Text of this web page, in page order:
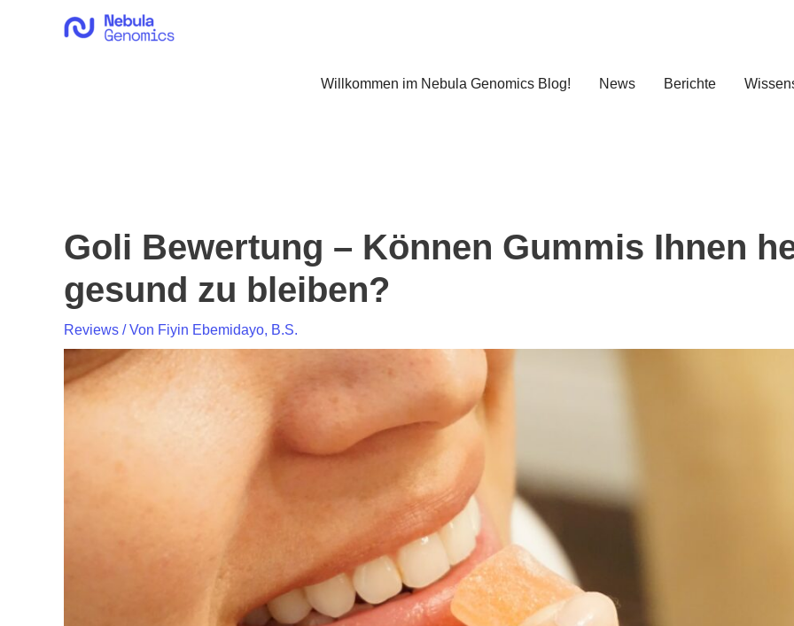
Willkommen im Nebula Genomics Blog! News Berichte
Goli Bewertung – Können Gummis Ihnen
gesund zu bleiben?
Reviews / Von Fiyin Ebemidayo, B.S.